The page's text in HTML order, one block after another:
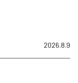
2026.8.9